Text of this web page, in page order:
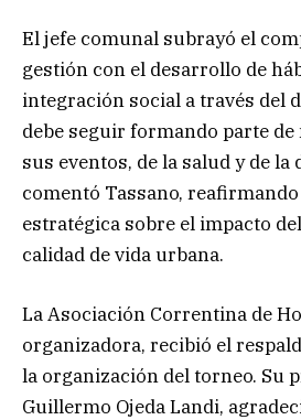
El jefe comunal subrayó el
gestión con el desarrollo de
integración social a través del
debe seguir formando parte
sus eventos, de la salud y de la
comentó Tassano,
estratégica sobre el impacto
calidad de vida urbana.
La Asociación Correntina de
organizadora, recibió el
la organización del torneo. Su
Guillermo Ojeda Landi,